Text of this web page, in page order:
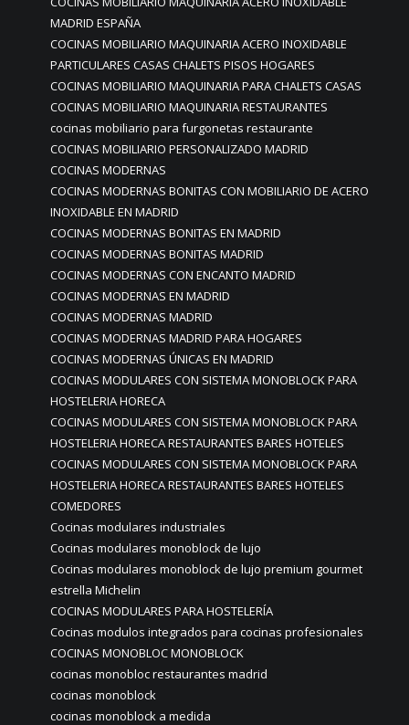
MADRID ESPAÑA
COCINAS MOBILIARIO MAQUINARIA ACERO INOXIDABLE
PARTICULARES CASAS CHALETS PISOS HOGARES
COCINAS MOBILIARIO MAQUINARIA PARA CHALETS CASAS
COCINAS MOBILIARIO MAQUINARIA RESTAURANTES
cocinas mobiliario para furgonetas restaurante
COCINAS MOBILIARIO PERSONALIZADO MADRID
COCINAS MODERNAS
COCINAS MODERNAS BONITAS CON MOBILIARIO DE ACERO
INOXIDABLE EN MADRID
COCINAS MODERNAS BONITAS EN MADRID
COCINAS MODERNAS BONITAS MADRID
COCINAS MODERNAS CON ENCANTO MADRID
COCINAS MODERNAS EN MADRID
COCINAS MODERNAS MADRID
COCINAS MODERNAS MADRID PARA HOGARES
COCINAS MODERNAS ÚNICAS EN MADRID
COCINAS MODULARES CON SISTEMA MONOBLOCK PARA
HOSTELERIA HORECA
COCINAS MODULARES CON SISTEMA MONOBLOCK PARA
HOSTELERIA HORECA RESTAURANTES BARES HOTELES
COCINAS MODULARES CON SISTEMA MONOBLOCK PARA
HOSTELERIA HORECA RESTAURANTES BARES HOTELES
COMEDORES
Cocinas modulares industriales
Cocinas modulares monoblock de lujo
Cocinas modulares monoblock de lujo premium gourmet
estrella Michelin
COCINAS MODULARES PARA HOSTELERÍA
Cocinas modulos integrados para cocinas profesionales
COCINAS MONOBLOC MONOBLOCK
cocinas monobloc restaurantes madrid
cocinas monoblock
cocinas monoblock a medida